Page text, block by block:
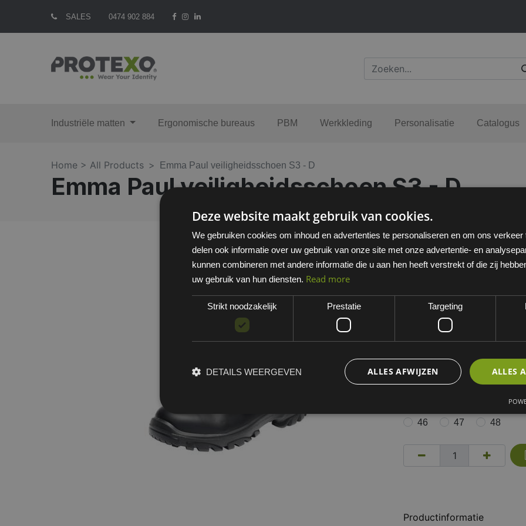
SALES 0474 902 884
Industriële matten Ergonomische bureaus PBM Werkkleding Personalisatie Catalogus
Home > All Products Emma Paul veiligheidsschoen S3 - D
Emma Paul veiligheidsschoen S3 - D
EAN: 8715316023460
Minimum bestelhoeveelheid: 1
Dit artikel is niet standaard
MATEN VEILIGHEIDSSCHOEN
46 47 48
Productinformatie
Deze website maakt gebruik van cookies.
We gebruiken cookies om inhoud en advertenties te personaliseren en om ons
delen ook informatie over uw gebruik van onze site met onze advertentie- en
kunnen combineren met andere informatie die u aan hen heeft verstrekt of die zij
uw gebruik van hun diensten. Read more
Strikt noodzakelijk Prestatie Targeting
ALLES
ALLES AFWIJZEN
DETAILS WEERGEVEN